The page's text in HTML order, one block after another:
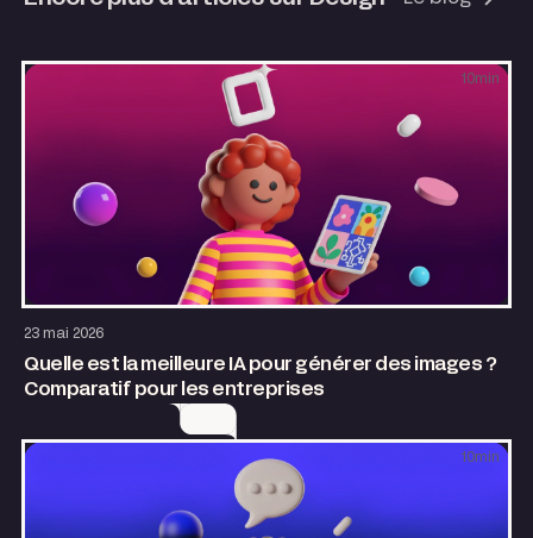
23 mai 2026
Quelle est la meilleure IA pour générer des images ?
Comparatif pour les entreprises
10 min
10 min